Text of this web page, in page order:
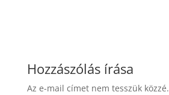
Hozzászólás írása
Az e-mail címet nem tesszük közzé.